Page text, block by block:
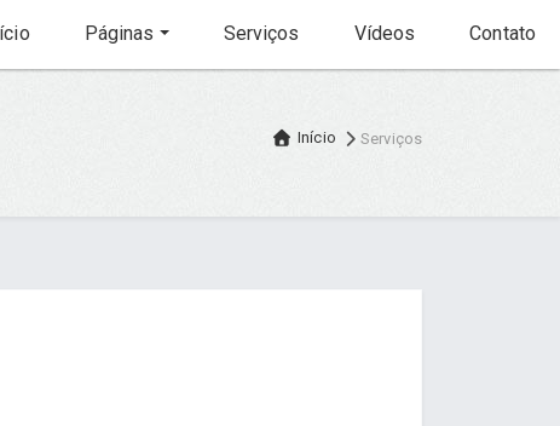
Páginas Serviços Vídeos Contato
Início Serviços